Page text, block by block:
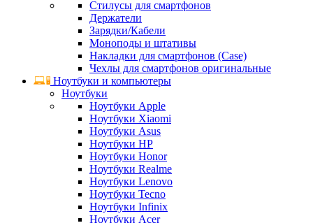
Стилусы для смартфонов
Держатели
Зарядки/Кабели
Моноподы и штативы
Накладки для смартфонов (Case)
Чехлы для смартфонов оригинальные
Ноутбуки и компьютеры
Ноутбуки
Ноутбуки Apple
Ноутбуки Xiaomi
Ноутбуки Asus
Ноутбуки HP
Ноутбуки Honor
Ноутбуки Realme
Ноутбуки Lenovo
Ноутбуки Tecno
Ноутбуки Infinix
Ноутбуки Acer